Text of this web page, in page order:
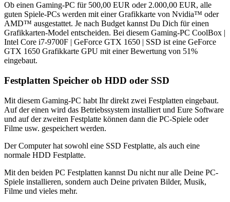
Ob einen Gaming-PC für 500,00 EUR oder 2.000,00 EUR, alle
guten Spiele-PCs werden mit einer Grafikkarte von Nvidia™ oder
AMD™ ausgestattet. Je nach Budget kannst Du Dich für einen
Grafikkarten-Model entscheiden. Bei diesem Gaming-PC CoolBox |
Intel Core i7-9700F | GeForce GTX 1650 | SSD ist eine GeForce
GTX 1650 Grafikkarte GPU mit einer Bewertung von 51%
eingebaut.
Festplatten Speicher ob HDD oder SSD
Mit diesem Gaming-PC habt Ihr direkt zwei Festplatten eingebaut.
Auf der einen wird das Betriebssystem installiert und Eure Software
und auf der zweiten Festplatte können dann die PC-Spiele oder
Filme usw. gespeichert werden.
Der Computer hat sowohl eine SSD Festplatte, als auch eine
normale HDD Festplatte.
Mit den beiden PC Festplatten kannst Du nicht nur alle Deine PC-
Spiele installieren, sondern auch Deine privaten Bilder, Musik,
Filme und vieles mehr.